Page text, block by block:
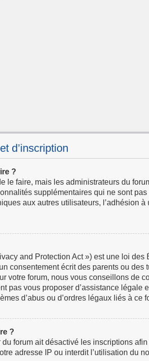
d’inscription
?
le faire, mais les administrateurs du
supplémentaires qui ne sont
aux autres utilisateurs, l’adhésion
and Protection Act ») est une loi
consentement écrit des parents ou
votre forum, nous vous conseillons de
pas vous proposer d’assistance
d’abus ou d’ordres légaux liés à ce
?
du forum ait désactivé les inscriptions
adresse IP ou interdit l’utilisation du